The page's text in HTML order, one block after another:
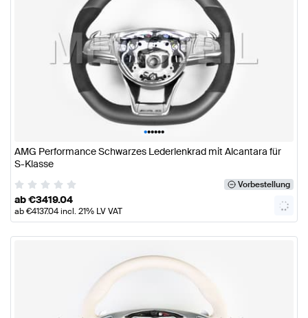
••••••
AMG Performance Schwarzes Lederlenkrad mit Alcantara für
S-Klasse
Vorbestellung
ab€3419.04
ab€4137.04incl. 21% LV VAT